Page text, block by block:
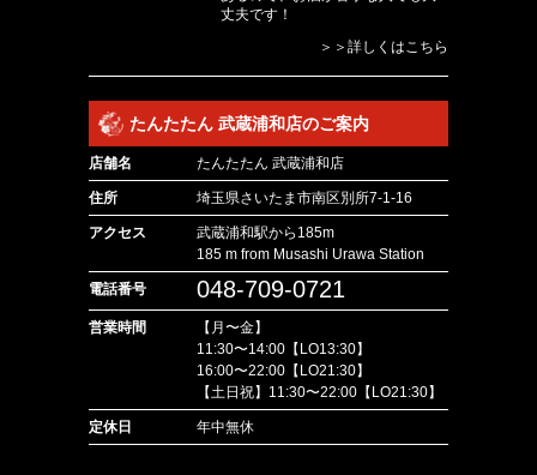
丈夫です！
＞＞詳しくはこちら
たんたたん 武蔵浦和店のご案内
店舗名 たんたたん 武蔵浦和店
住所 埼玉県さいたま市南区別所7-1-16
アクセス
武蔵浦和駅から185m
185 m from Musashi Urawa Station
電話番号 048-709-0721
営業時間
【月〜金】
11:30〜14:00【LO13:30】
16:00〜22:00【LO21:30】
【土日祝】11:30〜22:00【LO21:30】
定休日 年中無休